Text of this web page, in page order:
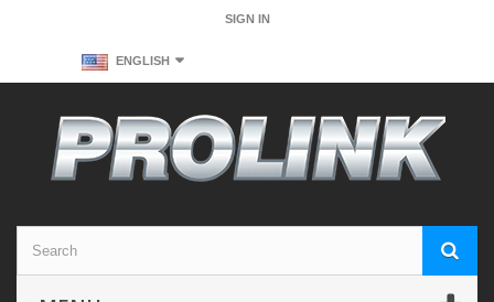
SIGN IN
ENGLISH